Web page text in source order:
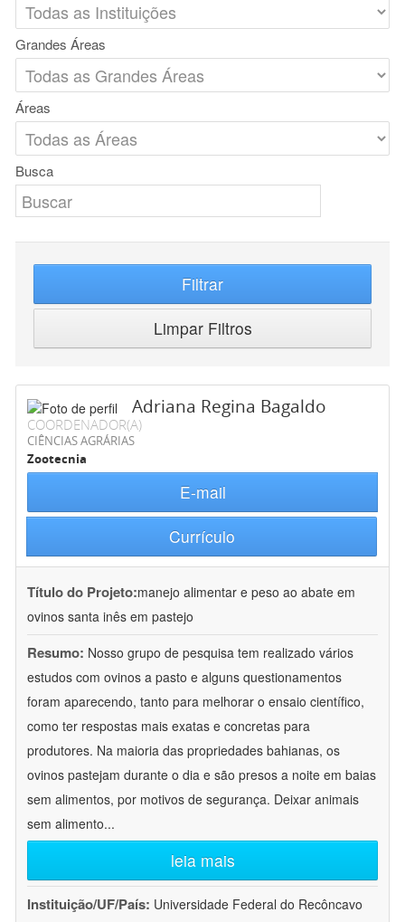
Grandes Áreas
Áreas
Busca
Filtrar
Limpar Filtros
Adriana Regina Bagaldo
COORDENADOR(A)
CIÊNCIAS AGRÁRIAS
Zootecnia
E-mail
Currículo
Título do Projeto:manejo alimentar e peso ao abate em
ovinos santa inês em pastejo
Resumo: Nosso grupo de pesquisa tem realizado vários
estudos com ovinos a pasto e alguns questionamentos
foram aparecendo, tanto para melhorar o ensaio científico,
como ter respostas mais exatas e concretas para
produtores. Na maioria das propriedades bahianas, os
ovinos pastejam durante o dia e são presos a noite em baias
sem alimentos, por motivos de segurança. Deixar animais
sem alimento...
leia mais
Instituição/UF/País: Universidade Federal do Recôncavo